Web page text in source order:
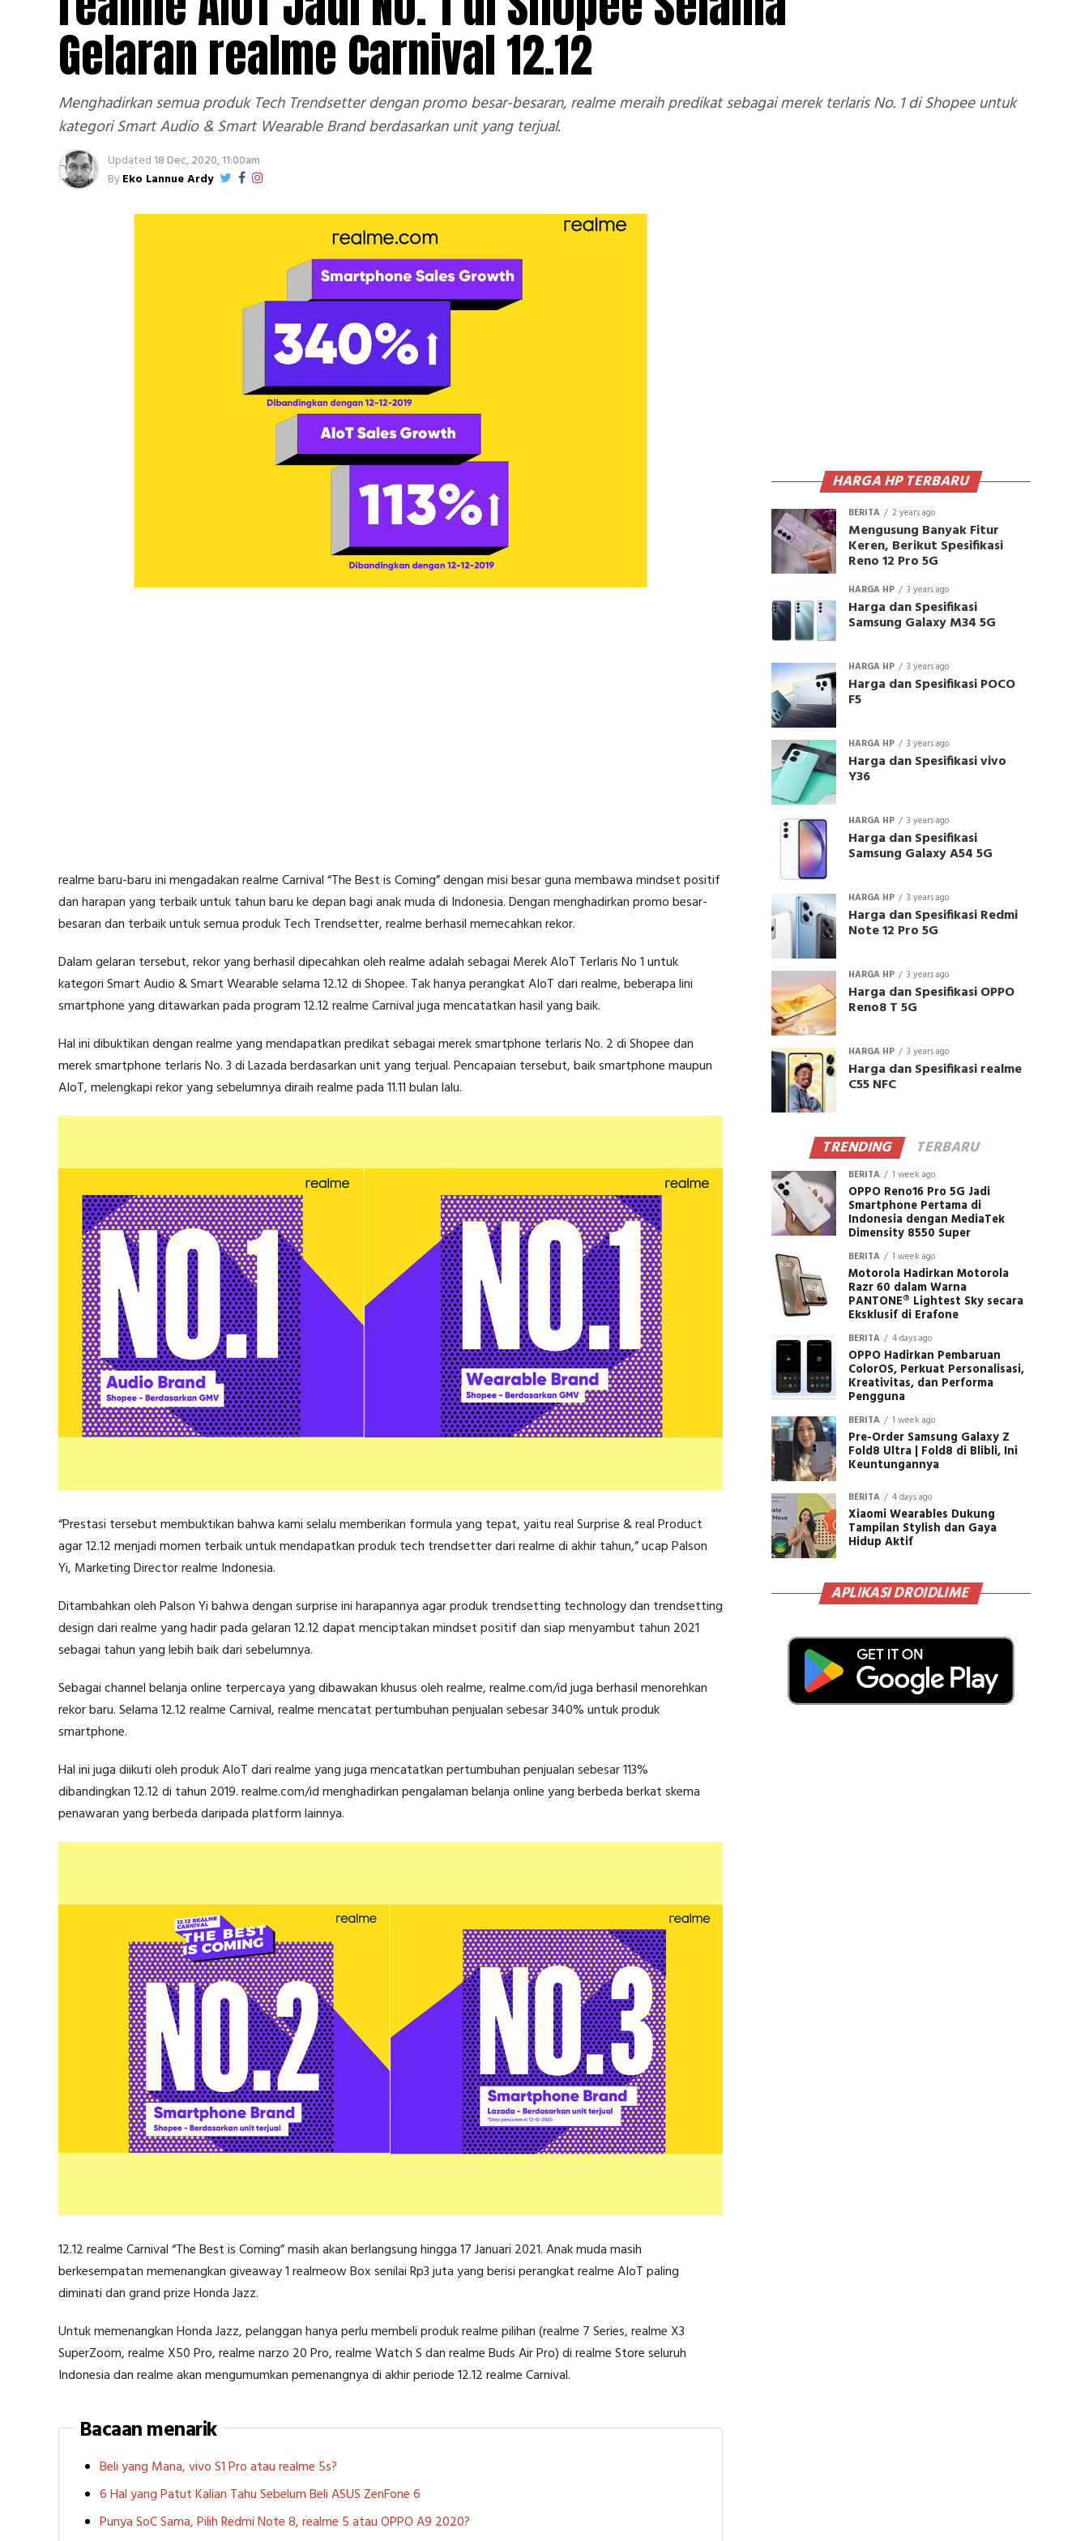
Gelaran realme Carnival 12.12
Menghadirkan semua produk Tech Trendsetter dengan promo besar-besaran, realme meraih predikat sebagai merek terlaris No. 1 di Shopee untuk
kategori Smart Audio & Smart Wearable Brand berdasarkan unit yang terjual.
Updated 18 Dec, 2020, 11:00am
ByEko Lannue Ardy
realme baru-baru ini mengadakan realme Carnival “The Best is Coming” dengan misi besar guna membawa mindset positif
dan harapan yang terbaik untuk tahun baru ke depan bagi anak muda di Indonesia. Dengan menghadirkan promo besar-
besaran dan terbaik untuk semua produk Tech Trendsetter, realme berhasil memecahkan rekor.
Dalam gelaran tersebut, rekor yang berhasil dipecahkan oleh realme adalah sebagai Merek AIoT Terlaris No 1 untuk
kategori Smart Audio & Smart Wearable selama 12.12 di Shopee. Tak hanya perangkat AIoT dari realme, beberapa lini
smartphone yang ditawarkan pada program 12.12 realme Carnival juga mencatatkan hasil yang baik.
Hal ini dibuktikan dengan realme yang mendapatkan predikat sebagai merek smartphone terlaris No. 2 di Shopee dan
merek smartphone terlaris No. 3 di Lazada berdasarkan unit yang terjual. Pencapaian tersebut, baik smartphone maupun
AIoT, melengkapi rekor yang sebelumnya diraih realme pada 11.11 bulan lalu.
“Prestasi tersebut membuktikan bahwa kami selalu memberikan formula yang tepat, yaitu real Surprise & real Product
agar 12.12 menjadi momen terbaik untuk mendapatkan produk tech trendsetter dari realme di akhir tahun,” ucap Palson
Yi, Marketing Director realme Indonesia.
Ditambahkan oleh Palson Yi bahwa dengan surprise ini harapannya agar produk trendsetting technology dan trendsetting
design dari realme yang hadir pada gelaran 12.12 dapat menciptakan mindset positif dan siap menyambut tahun 2021
sebagai tahun yang lebih baik dari sebelumnya.
Sebagai channel belanja online terpercaya yang dibawakan khusus oleh realme, realme.com/id juga berhasil menorehkan
rekor baru. Selama 12.12 realme Carnival, realme mencatat pertumbuhan penjualan sebesar 340% untuk produk
smartphone.
Hal ini juga diikuti oleh produk AIoT dari realme yang juga mencatatkan pertumbuhan penjualan sebesar 113%
dibandingkan 12.12 di tahun 2019. realme.com/id menghadirkan pengalaman belanja online yang berbeda berkat skema
penawaran yang berbeda daripada platform lainnya.
12.12 realme Carnival “The Best is Coming” masih akan berlangsung hingga 17 Januari 2021. Anak muda masih
berkesempatan memenangkan giveaway 1 realmeow Box senilai Rp3 juta yang berisi perangkat realme AIoT paling
diminati dan grand prize Honda Jazz.
Untuk memenangkan Honda Jazz, pelanggan hanya perlu membeli produk realme pilihan (realme 7 Series, realme X3
SuperZoom, realme X50 Pro, realme narzo 20 Pro, realme Watch S dan realme Buds Air Pro) di realme Store seluruh
Indonesia dan realme akan mengumumkan pemenangnya di akhir periode 12.12 realme Carnival.
Bacaan menarik
Beli yang Mana, vivo S1 Pro atau realme 5s?
6 Hal yang Patut Kalian Tahu Sebelum Beli ASUS ZenFone 6
Punya SoC Sama, Pilih Redmi Note 8, realme 5 atau OPPO A9 2020?
HARGA HP TERBARU
BERITA 2 years ago
Mengusung Banyak Fitur
Keren, Berikut Spesifikasi
Reno 12 Pro 5G
HARGA HP 3 years ago
Harga dan Spesifikasi
Samsung Galaxy M34 5G
HARGA HP 3 years ago
Harga dan Spesifikasi POCO
F5
HARGA HP 3 years ago
Harga dan Spesifikasi vivo
Y36
HARGA HP 3 years ago
Harga dan Spesifikasi
Samsung Galaxy A54 5G
HARGA HP 3 years ago
Harga dan Spesifikasi Redmi
Note 12 Pro 5G
HARGA HP 3 years ago
Harga dan Spesifikasi OPPO
Reno8 T 5G
HARGA HP 3 years ago
Harga dan Spesifikasi realme
C55 NFC
TRENDING TERBARU
BERITA 1 week ago
OPPO Reno16 Pro 5G Jadi
Smartphone Pertama di
Indonesia dengan MediaTek
Dimensity 8550 Super
BERITA 1 week ago
Motorola Hadirkan Motorola
Razr 60 dalam Warna
PANTONE® Lightest Sky secara
Eksklusif di Erafone
BERITA 4 days ago
OPPO Hadirkan Pembaruan
ColorOS, Perkuat Personalisasi,
Kreativitas, dan Performa
Pengguna
BERITA 1 week ago
Pre-Order Samsung Galaxy Z
Fold8 Ultra | Fold8 di Blibli, Ini
Keuntungannya
BERITA 4 days ago
Xiaomi Wearables Dukung
Tampilan Stylish dan Gaya
Hidup Aktif
APLIKASI DROIDLIME